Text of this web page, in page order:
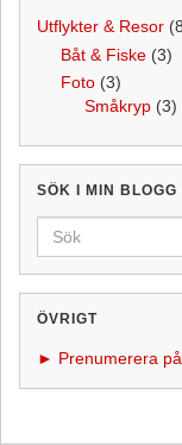
Utflykter & Resor
Båt & Fiske (3)
Foto (3)
Småkryp (3)
SÖK I MIN BLOGG
Search for:
ÖVRIGT
► Prenumerera